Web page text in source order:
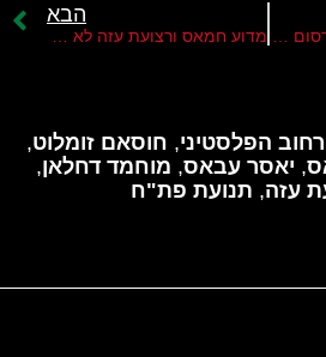
הבא
הפלסטיני, חוסאם זומלוט,
, יאסר עבאס, מוחמד דחלאן,
עזה, תנועת פת"ח